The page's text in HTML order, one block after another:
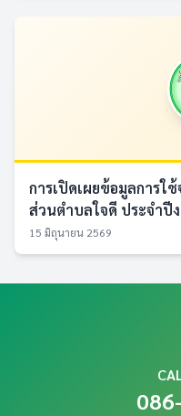
การเปิดเผยข้อมูลการใ
ส่วนตำบลใจดี ประจำปี
15 มิถุนายน 2569